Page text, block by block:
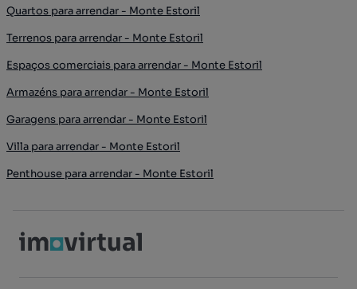
Quartos para arrendar - Monte Estoril
Terrenos para arrendar - Monte Estoril
Espaços comerciais para arrendar - Monte Estoril
Armazéns para arrendar - Monte Estoril
Garagens para arrendar - Monte Estoril
Villa para arrendar - Monte Estoril
Penthouse para arrendar - Monte Estoril